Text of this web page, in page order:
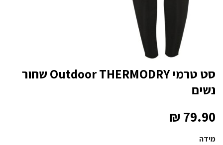
סט טרמי Outdoor THERMODRY שחור
נשים
₪79.90
מידה